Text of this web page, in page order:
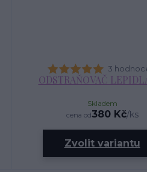
3
ODSTRAŇOVAČ
cena od380 Kč/ks
Skladem
Zvolit variantu